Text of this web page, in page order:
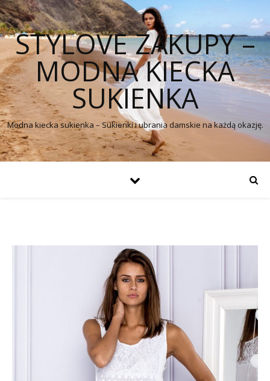
STYLOVE ZAKUPY –
MODNA KIECKA
SUKIENKA
Modna kiecka sukienka – Sukienki i ubrania damskie na każdą okazję.